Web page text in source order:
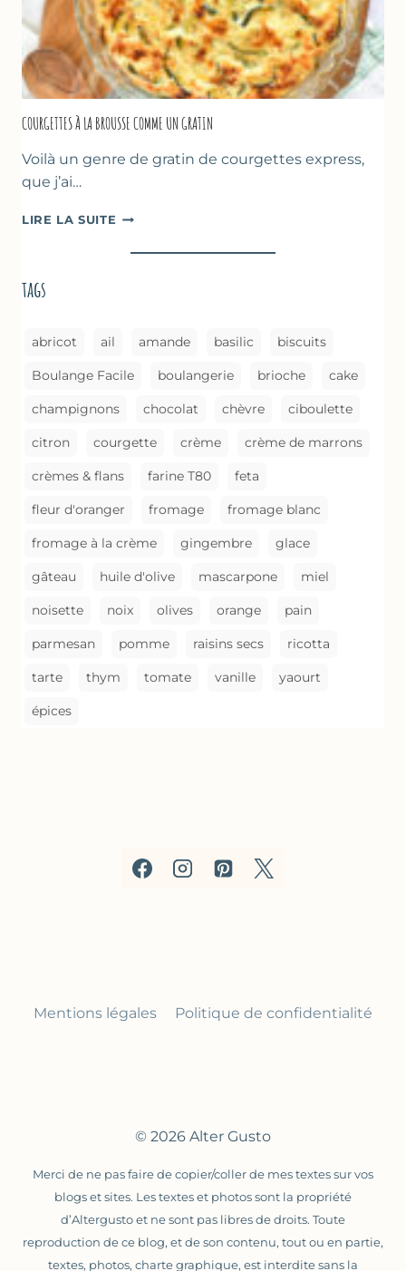
FOUR
COURGETTES À LA BROUSSE COMME UN GRATIN
Voilà un genre de gratin de courgettes express,
que j’ai…
LIRE LA SUITE COURGETTES
LA
tags
abricot ail amande basilic biscuits
Boulange Facile boulangerie brioche cake
champignons chocolat chèvre ciboulette
citron courgette crème crème de marrons
crèmes & flans farine T80 feta
fleur d'oranger fromage fromage blanc
fromage à la crème gingembre glace
gâteau huile d'olive mascarpone miel
noisette noix olives orange pain
parmesan pomme raisins secs ricotta
tarte thym tomate vanille yaourt
épices
Mentions légales Politique de confidentialité
© 2026 Alter Gusto
Merci de ne pas faire de copier/coller de mes textes sur vos
blogs et sites. Les textes et photos sont la propriété
d’Altergusto et ne sont pas libres de droits. Toute
reproduction de ce blog, et de son contenu, tout ou en partie,
textes, photos, charte graphique, est interdite sans la